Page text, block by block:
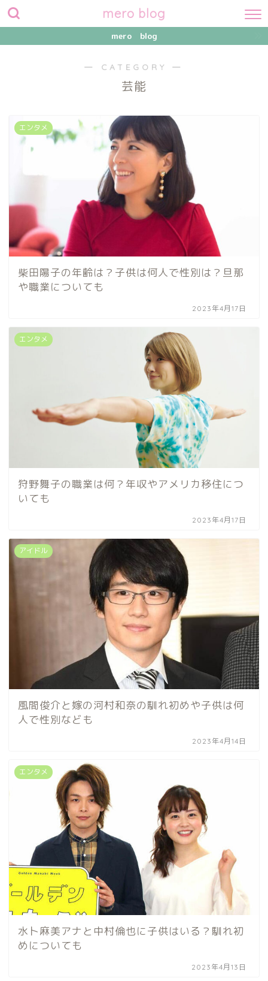
mero blog
mero blog
― CATEGORY ―
芸能
エンタメ
柴田陽子の年齢は？子供は何人で性別は？旦那
や職業についても
2023年4月17日
エンタメ
狩野舞子の職業は何？年収やアメリカ移住につ
いても
2023年4月17日
アイドル
風間俊介と嫁の河村和奈の馴れ初めや子供は何
人で性別なども
2023年4月14日
エンタメ
水卜麻美アナと中村倫也に子供はいる？馴れ初
めについても
2023年4月13日